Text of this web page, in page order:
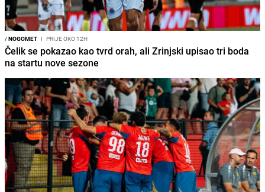
/NOGOMET I PRIJE OKO 12H
Čelik se pokazao kao tvrd orah, ali Zrinjski upisao tri boda
na startu nove sezone